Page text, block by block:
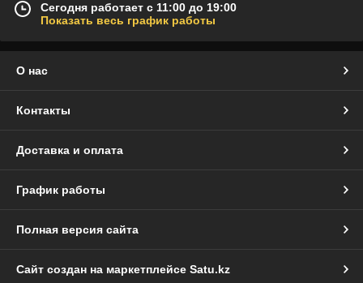
Сегодня работает с 11:00 до 19:00
Показать весь график работы
О нас
Контакты
Доставка и оплата
График работы
Полная версия сайта
Сайт создан на маркетплейсе Satu.kz